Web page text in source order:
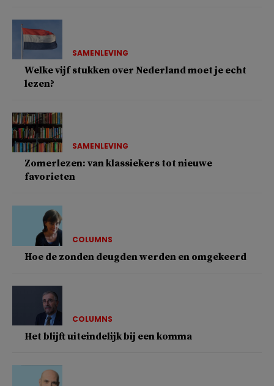
SAMENLEVING
Welke vijf stukken over Nederland moet je echt
lezen?
SAMENLEVING
Zomerlezen: van klassiekers tot nieuwe
favorieten
COLUMNS
Hoe de zonden deugden werden en omgekeerd
COLUMNS
Het blijft uiteindelijk bij een komma